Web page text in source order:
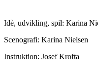
Idè, udvikling, spil: Karina
Scenografi: Karina Nielsen
Instruktion: Josef Krofta